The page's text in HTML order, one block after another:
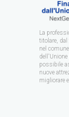
La
titolare,
nel
dell'Unione
possibile
nuove
migliorare